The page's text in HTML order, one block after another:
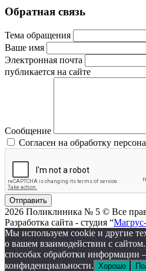
Обратная связь
Тема обращения
Ваше имя
Электронная почта
публикается на сайте
Сообщение
Согласен на обработку
Отправить
2026 Поликлиника № 5 © Все
Разработка сайта - студия “
Мы используем cookie и другие
о вашем взаимодействии с
способах обработки
конфиденциальности. Хорошо